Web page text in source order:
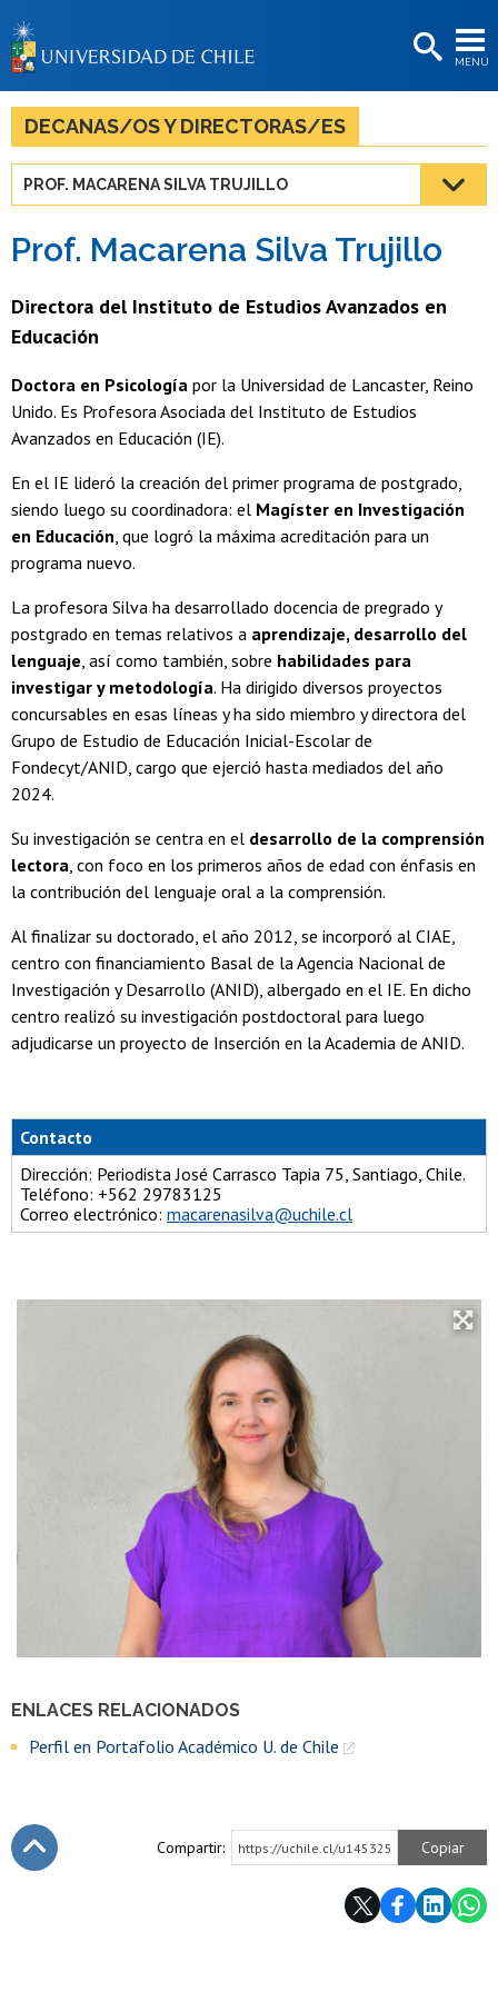
MENÚ
BIBLIOTECAS
LA UNIVERSIDAD
Estudiantes
Académicas/os
Funcionarias/os
DECANAS/OS Y DIRECTORAS/ES
PROF. MACARENA SILVA TRUJILLO
Prof. Macarena Silva Trujillo
Directora del Instituto de Estudios Avanzados en
Educación
ENLACES RELACIONADOS
Perfil en Portafolio Académico U. de Chile
Doctora en Psicología por la Universidad de Lancaster, Reino
Unido. Es Profesora Asociada del Instituto de Estudios
Avanzados en Educación (IE).
En el IE lideró la creación del primer programa de postgrado,
siendo luego su coordinadora: el Magíster en Investigación
en Educación, que logró la máxima acreditación para un
programa nuevo.
La profesora Silva ha desarrollado docencia de pregrado y
postgrado en temas relativos a aprendizaje, desarrollo del
lenguaje, así como también, sobre habilidades para
investigar y metodología. Ha dirigido diversos proyectos
concursables en esas líneas y ha sido miembro y directora del
Grupo de Estudio de Educación Inicial-Escolar de
Fondecyt/ANID, cargo que ejerció hasta mediados del año
2024.
Su investigación se centra en el desarrollo de la comprensión
lectora, con foco en los primeros años de edad con énfasis en
la contribución del lenguaje oral a la comprensión.
Al finalizar su doctorado, el año 2012, se incorporó al CIAE,
centro con financiamiento Basal de la Agencia Nacional de
Investigación y Desarrollo (ANID), albergado en el IE. En dicho
centro realizó su investigación postdoctoral para luego
adjudicarse un proyecto de Inserción en la Academia de ANID.
Contacto
Dirección: Periodista José Carrasco Tapia 75, Santiago, Chile.
Teléfono: +562 29783125
Correo electrónico: macarenasilva@uchile.cl
Compartir: https://uchile.cl/u145325 Copiar